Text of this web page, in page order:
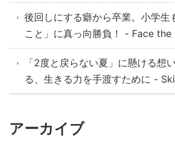
後回しにする癖から卒業。小学生
こと」に真っ向勝負！ - Face
「2度と戻らない夏」に懸ける想
る、生きる力を手渡すために -
アーカイブ